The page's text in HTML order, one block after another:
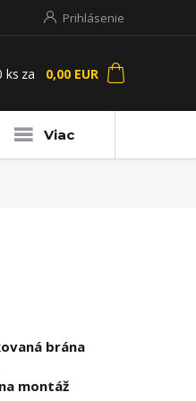
Prihlásenie
ks za 0,00 EUR
Viac
brána
montáž